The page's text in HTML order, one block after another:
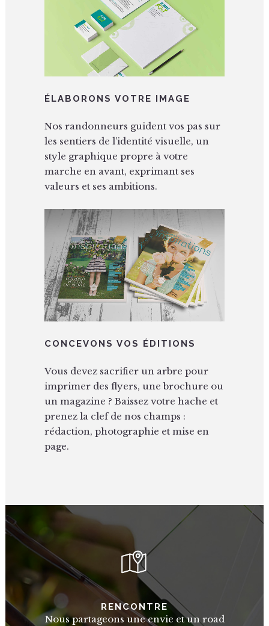
ÉLABORONS VOTRE IMAGE
Nos randonneurs guident vos pas sur
les sentiers de l’identité visuelle, un
style graphique propre à votre
marche en avant, exprimant ses
valeurs et ses ambitions.
CONCEVONS VOS ÉDITIONS
Vous devez sacrifier un arbre pour
imprimer des flyers, une brochure ou
un magazine ? Baissez votre hache et
prenez la clef de nos champs :
rédaction, photographie et mise en
page.
RENCONTRE
Nous partageons une envie et un road